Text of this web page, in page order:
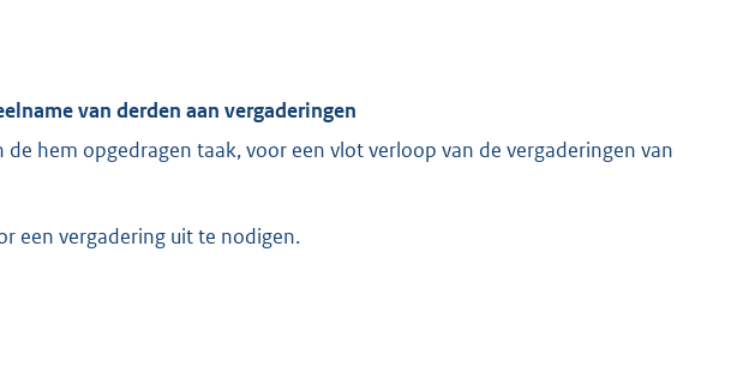
van derden aan vergaderingen
de hem opgedragen taak, voor een vlot verloop van de vergaderingen van
een vergadering uit te nodigen.